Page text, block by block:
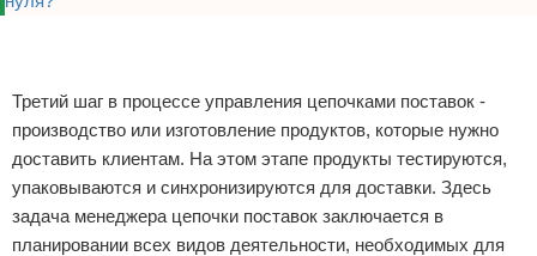
Третий шаг в процессе управления цепочками поставок -
производство или изготовление продуктов, которые нужно
доставить клиентам. На этом этапе продукты тестируются,
упаковываются и синхронизируются для доставки. Здесь
задача менеджера цепочки поставок заключается в
планировании всех видов деятельности, необходимых для